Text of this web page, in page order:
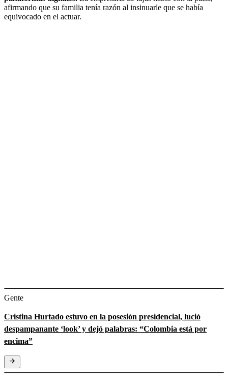
afirmando que su familia tenía razón al insinuarle que se había
equivocado en el actuar.
Gente
Cristina Hurtado estuvo en la posesión presidencial, lució
despampanante ‘look’ y dejó palabras: “Colombia está por
encima”